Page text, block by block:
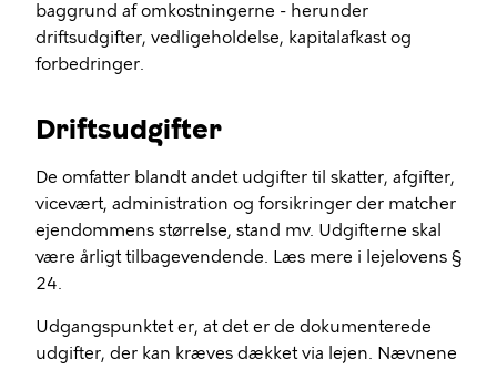
baggrund af omkostningerne - herunder
driftsudgifter, vedligeholdelse, kapitalafkast og
forbedringer.
Driftsudgifter
De omfatter blandt andet udgifter til skatter, afgifter,
vicevært, administration og forsikringer der matcher
ejendommens størrelse, stand mv. Udgifterne skal
være årligt tilbagevendende. Læs mere i lejelovens §
24.
Udgangspunktet er, at det er de dokumenterede
udgifter, der kan kræves dækket via lejen. Nævnene